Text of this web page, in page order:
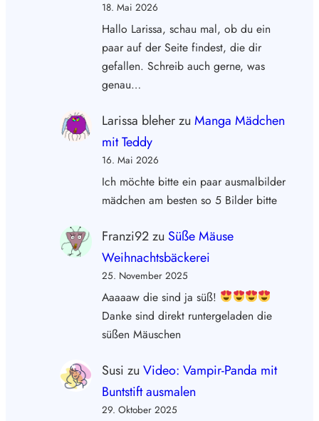
18. Mai 2026
Hallo Larissa, schau mal, ob du ein
paar auf der Seite findest, die dir
gefallen. Schreib auch gerne, was
genau…
Larissa bleherzu Manga Mädchen
mit Teddy
16. Mai 2026
Ich möchte bitte ein paar ausmalbilder
mädchen am besten so 5 Bilder bitte
Franzi92zu Süße Mäuse
Weihnachtsbäckerei
25. November 2025
Aaaaaw die sind ja süß!
Danke sind direkt runtergeladen die
süßen Mäuschen
Susi zu Video: Vampir-Panda mit
Buntstift ausmalen
29. Oktober 2025